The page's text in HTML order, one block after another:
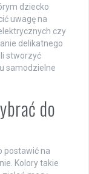
dziecko
uwagę na
czy
delikatnego
stworzyć
samodzielne
do
postawić na
Kolory takie